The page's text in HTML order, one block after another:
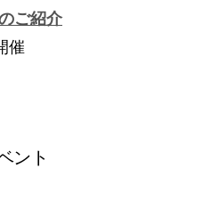
ご紹介
催
ント